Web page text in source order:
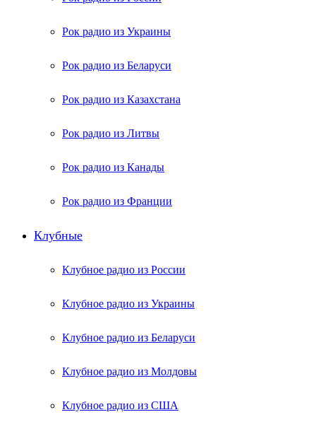
Рок радио из Украины
Рок радио из Беларуси
Рок радио из Казахстана
Рок радио из Литвы
Рок радио из Канады
Рок радио из Франции
Клубные
Клубное радио из России
Клубное радио из Украины
Клубное радио из Беларуси
Клубное радио из Молдовы
Клубное радио из США